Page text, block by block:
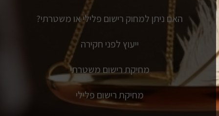
האם ניתן למחוק רישום פלילי או משטרתי?
ייעוץ לפני חקירה
מחיקת רישום משטרתי
מחיקת רישום פלילי